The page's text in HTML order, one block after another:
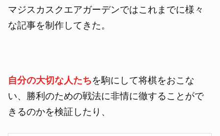
マジスカスクエアガーデンではこれまでに様々
な記事を制作してきた。
自分の大切な人たちを駒にして将棋をおこな
い、勝利のための戦法に非情に徹することがで
きるのかを検証したり、